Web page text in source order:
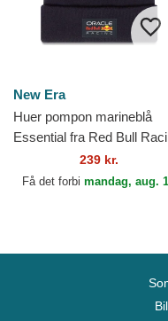
New Era
Huer pompon marineblå
Essential fra Red Bull
Formula 1 af New Era
239 kr.
Få det forbi mandag, aug.